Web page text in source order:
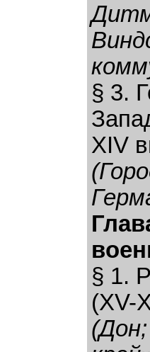
§ 3.
ХIV
§ 1.
(ХV-